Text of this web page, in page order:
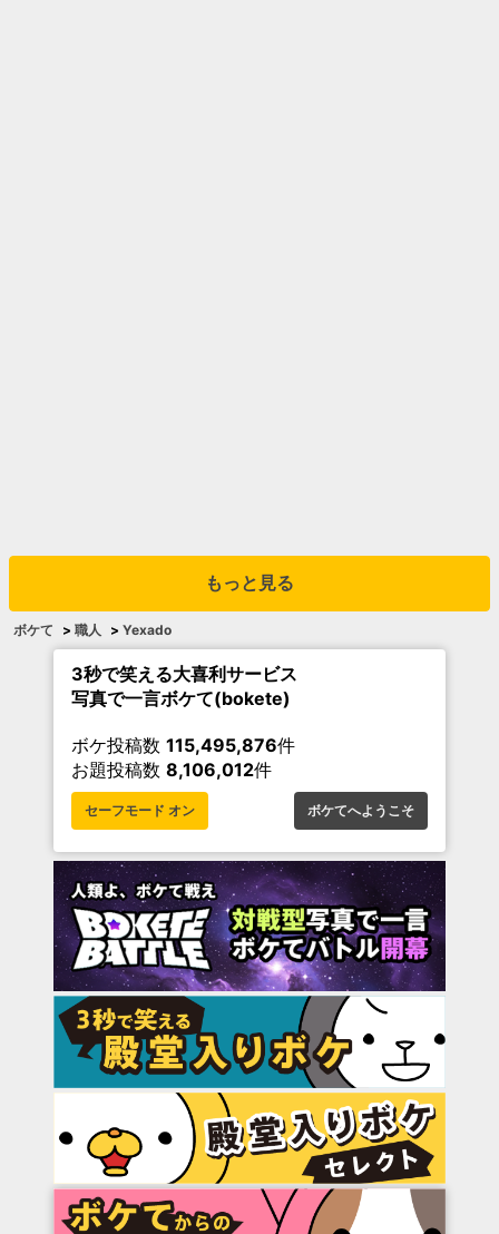
もっと見る
ボケて > 職人 > Yexado
3秒で笑える大喜利サービス
写真で一言ボケて(bokete)
ボケ投稿数 115,495,876件
お題投稿数 8,106,012件
セーフモード オン ボケてへようこそ